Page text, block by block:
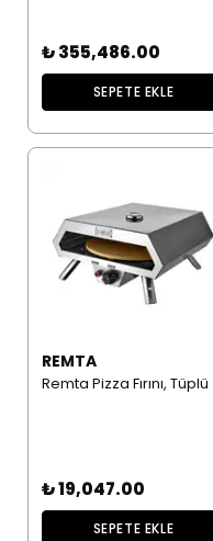
₺ 355,486.00
SEPETE EKLE
REMTA
Remta Pizza Fırını, Tüplü
₺ 19,047.00
SEPETE EKLE